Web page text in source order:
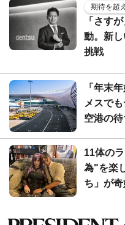
期待を超
「さす
動。新
挑戦
「年末
メスで
空港の
11体の
為"を楽
ち」が